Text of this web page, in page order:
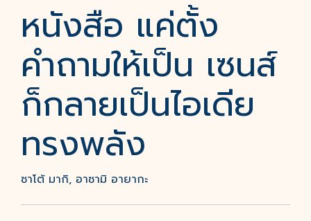
หนังสือ แค่ตั้ง
คำถามให้เป็น เซนส์
ก็กลายเป็นไอเดีย
ทรงพลัง
ซาโต้ มากิ, อาซามิ อายากะ